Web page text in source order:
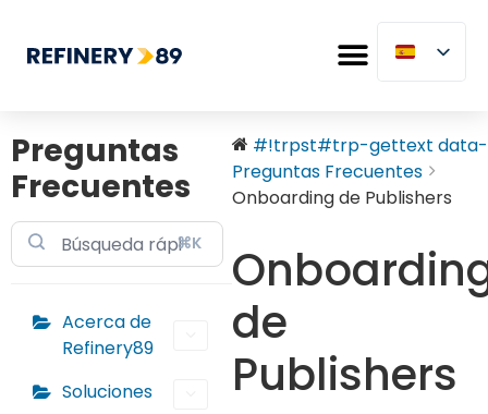
Preguntas
Frecuentes
⌘K
Acerca de
Refinery89
Soluciones
#!trpst#trp-gettext data-
Preguntas Frecuentes
Onboarding de Publishers
de
Publishers